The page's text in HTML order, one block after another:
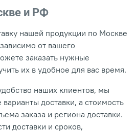
и РФ
нашей продукции по Москве
от вашего
заказать нужные
их в удобное для вас время.
наших клиентов, мы
доставки, а стоимость
заказа и региона доставки.
доставки и сроков,